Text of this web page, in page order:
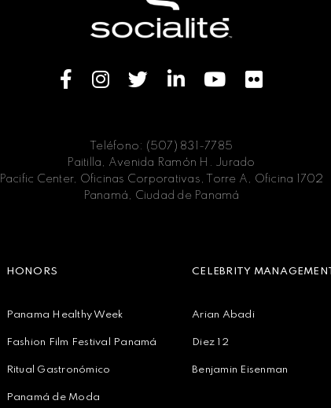
Teléfono: (507) 831-7785
Paitilla, Avenida Ramón H. Jurado
Pacific Center, Oficinas Corporativas, Torre A, Oficina 1702
Panamá, Ciudad de Panamá
HONORS
Panama Healthy Week
Fashion Film Festival Panamá
Ritual Gastronómico
Panamá de Moda
CELEBRITY MANAGEMENT
Arian Abadi
Diez 12
Benjamin Eisenman